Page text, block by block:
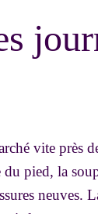
vite près
pied, la
neuves.